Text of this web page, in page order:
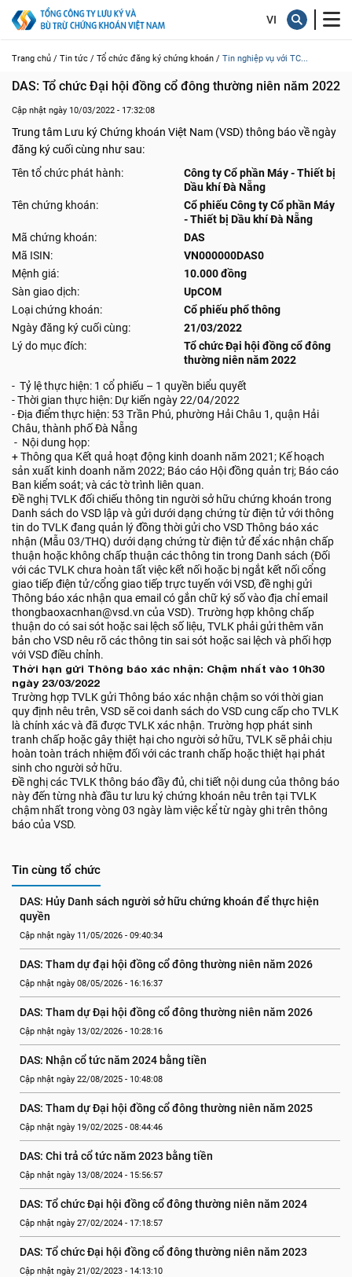
Trang chủ / Tin tức / Tổ chức đăng ký chứng khoán / Tin nghiệp vụ với TC...
DAS: Tổ chức Đại hội đồng cổ đông thường niên năm 2022
Cập nhật ngày 10/03/2022 - 17:32:08
Trung tâm Lưu ký Chứng khoán Việt Nam (VSD) thông báo về ngày
đăng ký cuối cùng như sau:
Tên tổ chức phát hành:
Công ty Cổ phần Máy - Thiết bị
Dầu khí Đà Nẵng
Tên chứng khoán:
Cổ phiếu Công ty Cổ phần Máy
- Thiết bị Dầu khí Đà Nẵng
Mã chứng khoán:
DAS
Mã ISIN:
VN000000DAS0
Mệnh giá:
10.000 đồng
Sàn giao dịch:
UpCOM
Loại chứng khoán:
Cổ phiếu phổ thông
Ngày đăng ký cuối cùng:
21/03/2022
Lý do mục đích:
Tổ chức Đại hội đồng cổ đông
thường niên năm 2022
- Tỷ lệ thực hiện: 1 cổ phiếu – 1 quyền biểu quyết
- Thời gian thực hiện: Dự kiến ngày 22/04/2022
- Địa điểm thực hiện: 53 Trần Phú, phường Hải Châu 1, quận Hải
Châu, thành phố Đà Nẵng
- Nội dung họp:
+ Thông qua Kết quả hoạt động kinh doanh năm 2021; Kế hoạch
sản xuất kinh doanh năm 2022; Báo cáo Hội đồng quản trị; Báo cáo
Ban kiểm soát; và các tờ trình liên quan.
Đề nghị TVLK đối chiếu thông tin người sở hữu chứng khoán trong
Danh sách do VSD lập và gửi dưới dạng chứng từ điện tử với thông
tin do TVLK đang quản lý đồng thời gửi cho VSD Thông báo xác
nhận (Mẫu 03/THQ) dưới dạng chứng từ điện tử để xác nhận chấp
thuận hoặc không chấp thuận các thông tin trong Danh sách (Đối
với các TVLK chưa hoàn tất việc kết nối hoặc bị ngắt kết nối cổng
giao tiếp điện tử/cổng giao tiếp trực tuyến với VSD, đề nghị gửi
Thông báo xác nhận qua email có gắn chữ ký số vào địa chỉ email
thongbaoxacnhan@vsd.vn của VSD). Trường hợp không chấp
thuận do có sai sót hoặc sai lệch số liệu, TVLK phải gửi thêm văn
bản cho VSD nêu rõ các thông tin sai sót hoặc sai lệch và phối hợp
với VSD điều chỉnh.
Thời hạn gửi Thông báo xác nhận: Chậm nhất vào 10h30
ngày 23/03/2022
Trường hợp TVLK gửi Thông báo xác nhận chậm so với thời gian
quy định nêu trên, VSD sẽ coi danh sách do VSD cung cấp cho TVLK
là chính xác và đã được TVLK xác nhận. Trường hợp phát sinh
tranh chấp hoặc gây thiệt hại cho người sở hữu, TVLK sẽ phải chịu
hoàn toàn trách nhiệm đối với các tranh chấp hoặc thiệt hại phát
sinh cho người sở hữu.
Đề nghị các TVLK thông báo đầy đủ, chi tiết nội dung của thông báo
này đến từng nhà đầu tư lưu ký chứng khoán nêu trên tại TVLK
chậm nhất trong vòng 03 ngày làm việc kể từ ngày ghi trên thông
báo của VSD.
Tin cùng tổ chức
DAS: Hủy Danh sách người sở hữu chứng khoán để thực hiện
quyền
Cập nhật ngày 11/05/2026 - 09:40:34
DAS: Tham dự đại hội đồng cổ đông thường niên năm 2026
Cập nhật ngày 08/05/2026 - 16:16:37
DAS: Tham dự Đại hội đồng cổ đông thường niên năm 2026
Cập nhật ngày 13/02/2026 - 10:28:16
DAS: Nhận cổ tức năm 2024 bằng tiền
Cập nhật ngày 22/08/2025 - 10:48:08
DAS: Tham dự Đại hội đồng cổ đông thường niên năm 2025
Cập nhật ngày 19/02/2025 - 08:44:46
DAS: Chi trả cổ tức năm 2023 bằng tiền
Cập nhật ngày 13/08/2024 - 15:56:57
DAS: Tổ chức Đại hội đồng cổ đông thường niên năm 2024
Cập nhật ngày 27/02/2024 - 17:18:57
DAS: Tổ chức Đại hội đồng cổ đông thường niên năm 2023
Cập nhật ngày 21/02/2023 - 14:13:10